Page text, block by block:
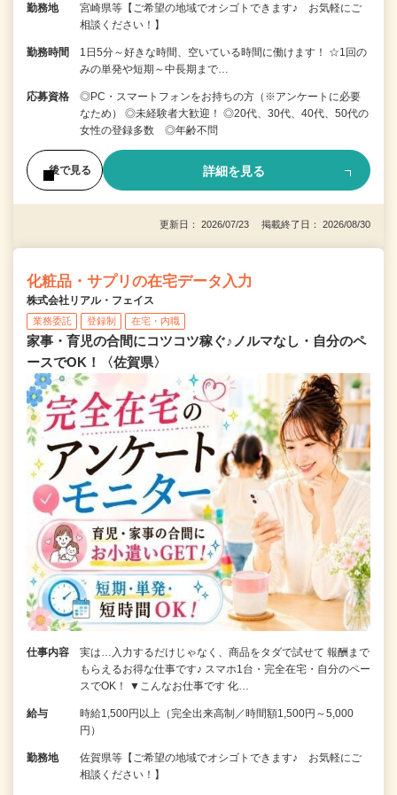
勤務地
宮崎県等【ご希望の地域でオシゴトできます♪ お気軽にご
相談ください！】
勤務時間
1日5分～好きな時間、空いている時間に働けます！ ☆1回の
みの単発や短期～中長期まで…
応募資格
◎PC・スマートフォンをお持ちの方（※アンケートに必要
なため） ◎未経験者大歓迎！ ◎20代、30代、40代、50代の
女性の登録多数 ◎年齢不問
後で見る 詳細を見る
更新日： 2026/07/23 掲載終了日： 2026/08/30
化粧品・サプリの在宅データ入力
株式会社リアル・フェイス
業務委託 登録制 在宅・内職
家事・育児の合間にコツコツ稼ぐ♪ノルマなし・自分のペ
ースでOK！〈佐賀県〉
仕事内容
実は…入力するだけじゃなく、商品をタダで試せて 報酬まで
もらえるお得な仕事です♪ スマホ1台・完全在宅・自分のペー
スでOK！ ▼こんなお仕事です 化…
給与
時給1,500円以上（完全出来高制／時間額1,500円～5,000
円）
勤務地
佐賀県等【ご希望の地域でオシゴトできます♪ お気軽にご
相談ください！】